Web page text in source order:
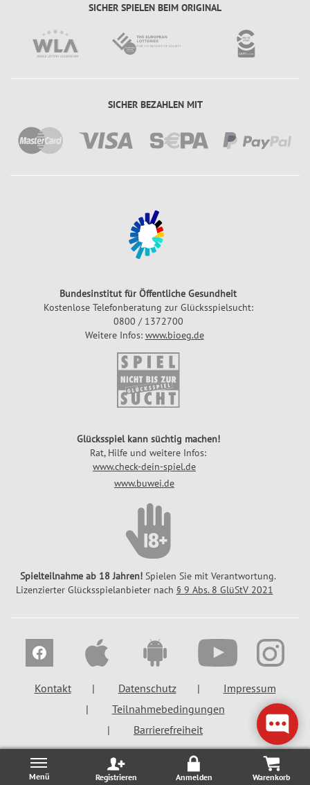
SICHER SPIELEN BEIM ORIGINAL
SICHER BEZAHLEN MIT
Bundesinstitut für Öffentliche Gesundheit
Kostenlose Telefonberatung zur Glücksspielsucht:
0800 / 1372700
Weitere Infos: www.bioeg.de
Glücksspiel kann süchtig machen!
Rat, Hilfe und weitere Infos:
www.check-dein-spiel.de
www.buwei.de
Spielteilnahme ab 18 Jahren! Spielen Sie mit Verantwortung.
Lizenzierter Glücksspielanbieter nach § 9 Abs. 8 GlüStV 2021
Kontakt Datenschutz
Impressum
Teilnahmebedingungen
Barrierefreiheit
Registrieren Anmelden Warenkorb